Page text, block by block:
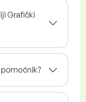
Grafički
pomoćnik?